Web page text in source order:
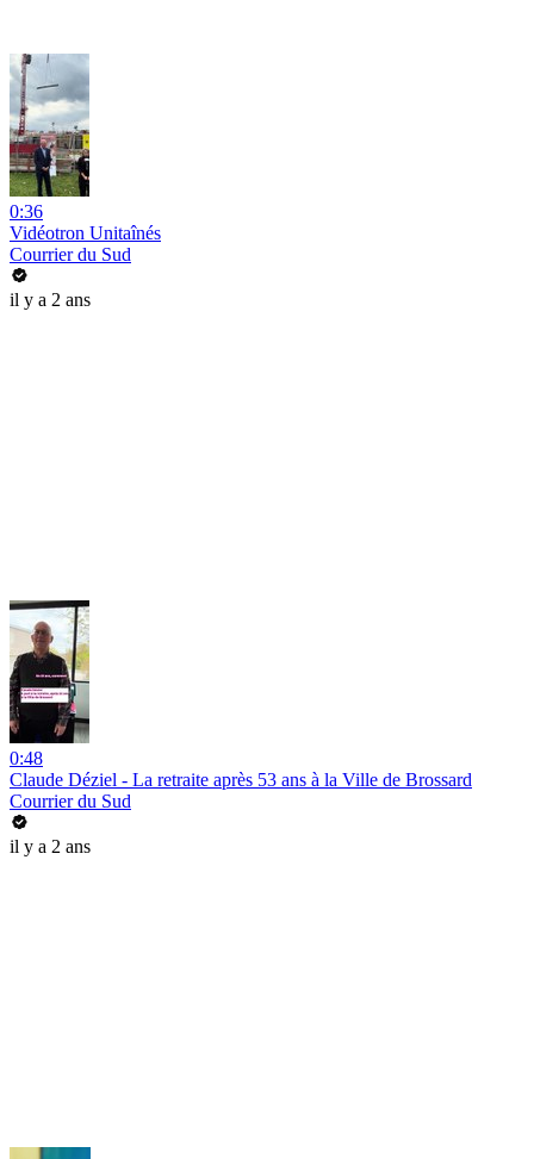
0:36
Vidéotron Unitaînés
Courrier du Sud
il y a 2 ans
0:48
Claude Déziel - La retraite après 53 ans à la Ville de Brossard
Courrier du Sud
il y a 2 ans